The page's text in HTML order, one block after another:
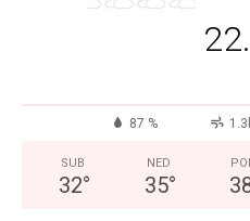
87 %
SUB
32°
NED
35°